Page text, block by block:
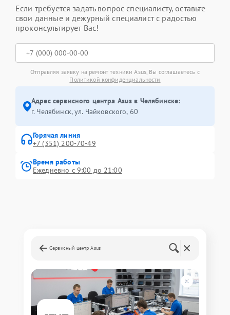
Если требуется задать вопрос специалисту, оставьте
свои данные и дежурный специалист с радостью
проконсультирует Вас!
Отправляя заявку на ремонт техники Asus, Вы соглашаетесь с
Политикой конфиденциальности
Адрес сервисного центра Asus в Челябинске:
г. Челябинск, ул. Чайковского, 60
Горячая линия
+7 (351) 200-70-49
Время работы
Ежедневно с 9:00 до 21:00
Сервисный центр Asus